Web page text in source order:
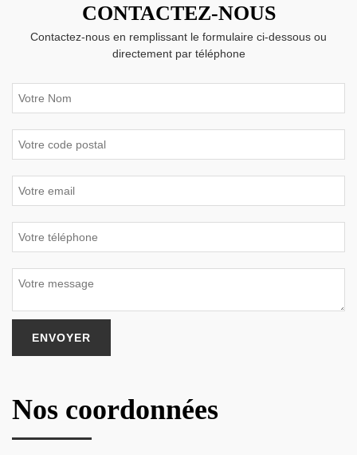
CONTACTEZ-NOUS
Contactez-nous en remplissant le formulaire ci-dessous ou
directement par téléphone
Nos coordonnées